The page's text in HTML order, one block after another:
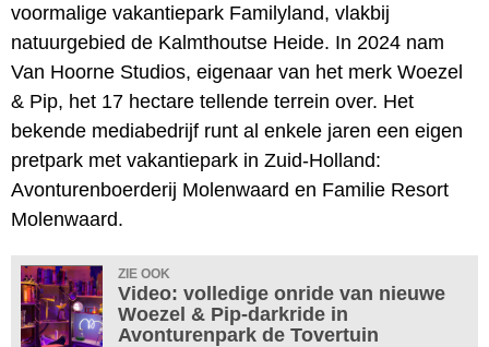
voormalige vakantiepark Familyland, vlakbij
natuurgebied de Kalmthoutse Heide. In 2024 nam
Van Hoorne Studios, eigenaar van het merk Woezel
& Pip, het 17 hectare tellende terrein over. Het
bekende mediabedrijf runt al enkele jaren een eigen
pretpark met vakantiepark in Zuid-Holland:
Avonturenboerderij Molenwaard en Familie Resort
Molenwaard.
ZIE OOK
Video: volledige onride van nieuwe
Woezel & Pip-darkride in
Avonturenpark de Tovertuin